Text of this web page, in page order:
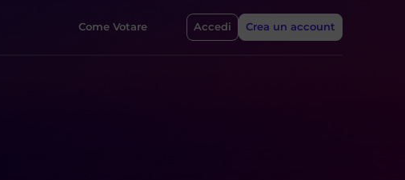
Come Votare Accedi Crea un account